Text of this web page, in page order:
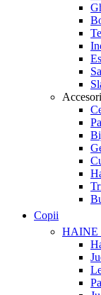
Copii
HAINE